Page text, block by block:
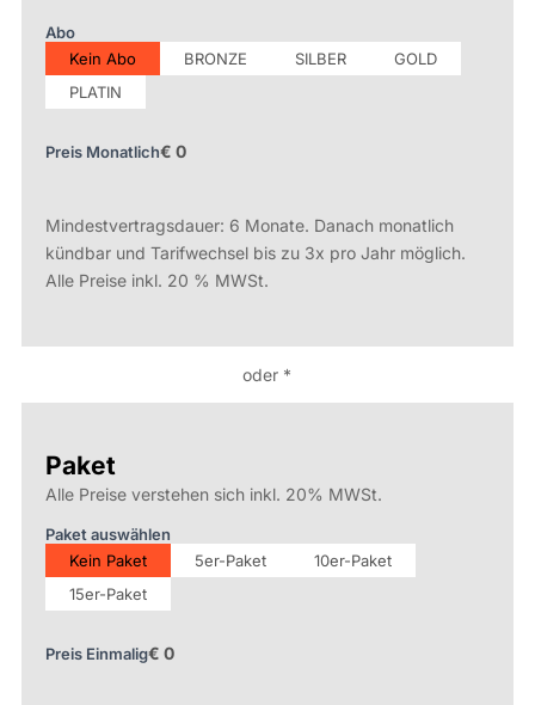
Abo
Kein Abo
BRONZE SILBER
GOLD
PLATIN
Preis Monatlich
Mindestvertragsdauer: 6 Monate. Danach monatlich
kündbar und Tarifwechsel bis zu 3x pro Jahr möglich.
Alle Preise inkl. 20 % MWSt.
oder *
Paket
Alle Preise verstehen sich inkl. 20% MWSt.
Paket auswählen
Kein Paket
5er-Paket
10er-Paket
15er-Paket
Preis Einmalig
leer.